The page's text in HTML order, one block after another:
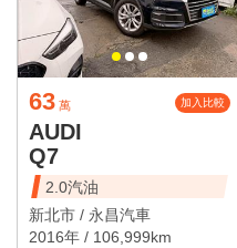
63 萬 加入比較
AUDI
Q7
2.0汽油
新北市 / 永昌汽車
2016年 / 106,999km